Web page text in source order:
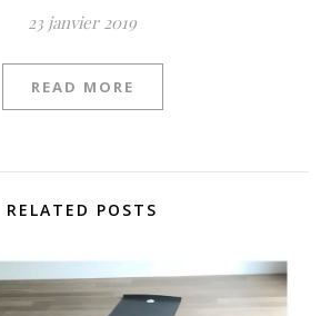
23 janvier 2019
READ MORE
RELATED POSTS